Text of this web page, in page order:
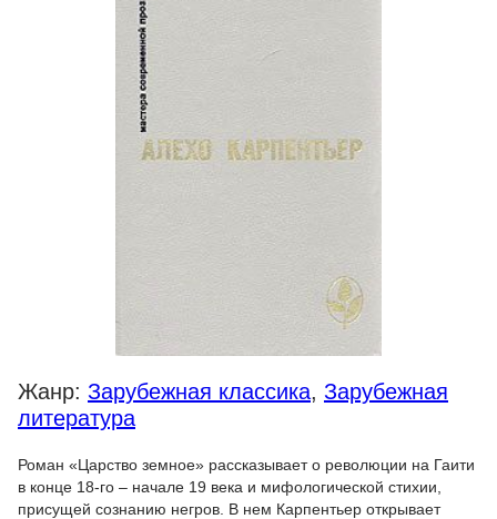
Жанр: Зарубежная классика, Зарубежная
литература
Роман «Царство земное» рассказывает о революции на Гаити
в конце 18-го – начале 19 века и мифологической стихии,
присущей сознанию негров. В нем Карпентьер открывает